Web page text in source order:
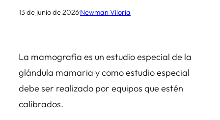
13 de junio de 2026·Newman Viloria
La mamografía es un estudio especial de la
glándula mamaria y como estudio especial
debe ser realizado por equipos que estén
calibrados.